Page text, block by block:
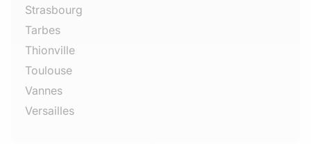
Strasbourg
Tarbes
Thionville
Toulouse
Vannes
Versailles